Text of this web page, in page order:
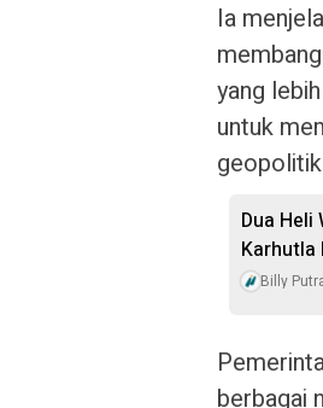
Ia
yang
untuk
Dua
Karhutla
Billy
berbagai